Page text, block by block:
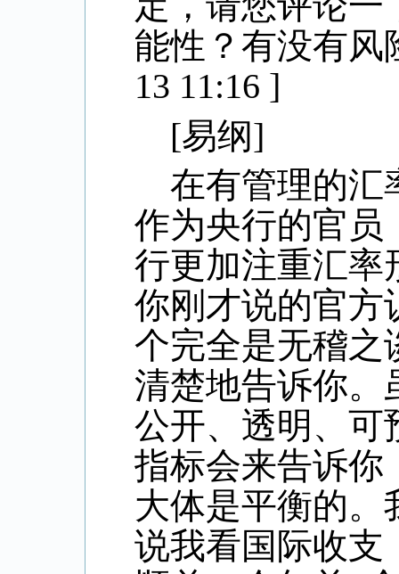
能性？有没有风
13 11:16 ]
[易纲]
在有管理的汇
作为央行的官员
行更加注重汇率
你刚才说的官方
个完全是无稽之
清楚地告诉你。
公开、透明、可
指标会来告诉你
大体是平衡的。
说我看国际收支